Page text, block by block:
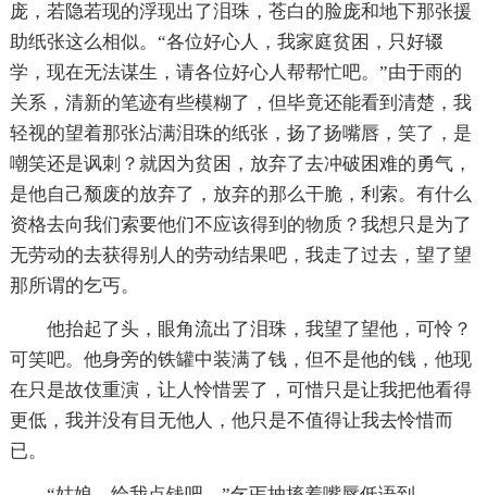
庞，若隐若现的浮现出了泪珠，苍白的脸庞和地下那张援
助纸张这么相似。“各位好心人，我家庭贫困，只好辍
学，现在无法谋生，请各位好心人帮帮忙吧。”由于雨的
关系，清新的笔迹有些模糊了，但毕竟还能看到清楚，我
轻视的望着那张沾满泪珠的纸张，扬了扬嘴唇，笑了，是
嘲笑还是讽刺？就因为贫困，放弃了去冲破困难的勇气，
是他自己颓废的放弃了，放弃的那么干脆，利索。有什么
资格去向我们索要他们不应该得到的物质？我想只是为了
无劳动的去获得别人的劳动结果吧，我走了过去，望了望
那所谓的乞丐。
他抬起了头，眼角流出了泪珠，我望了望他，可怜？
可笑吧。他身旁的铁罐中装满了钱，但不是他的钱，他现
在只是故伎重演，让人怜惜罢了，可惜只是让我把他看得
更低，我并没有目无他人，他只是不值得让我去怜惜而
已。